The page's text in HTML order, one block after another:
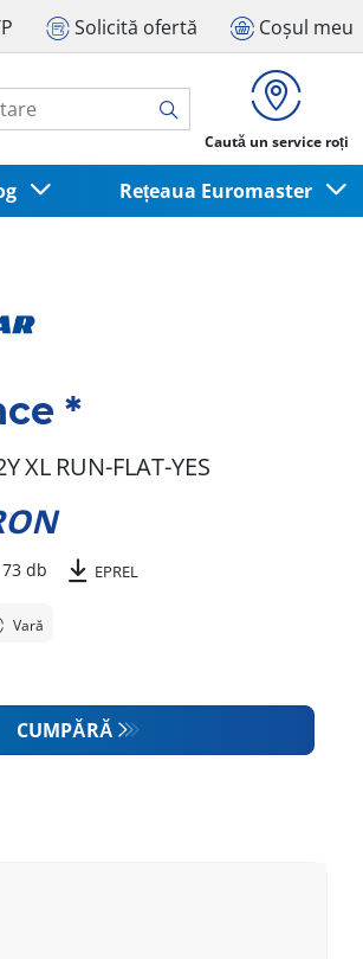
Solicită ofertă Coșul meu
Caută un service roți
Rețeaua Euromaster
*
XL RUN-FLAT-YES
73 db EPREL
Vară
CUMPĂRĂ